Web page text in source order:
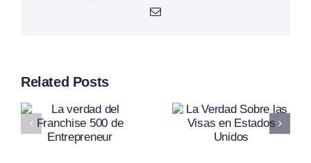
Email
Related PostsLa Verdad
Sobre Las
Visas En
Cara Que